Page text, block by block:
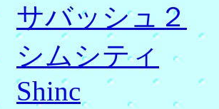
サバッシュ２
シムシティ
Shinc